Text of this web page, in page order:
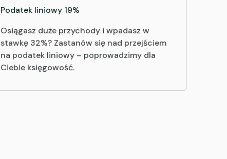
Podatek liniowy 19%
Osiągasz duże przychody i wpadasz w
stawkę 32%? Zastanów się nad przejściem
na podatek liniowy – poprowadzimy dla
Ciebie księgowość.